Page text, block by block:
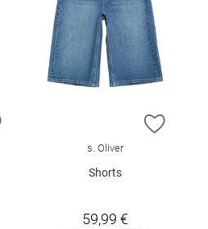
ZUR WUNSCHLISTE HINZUFÜGEN
ZUR
s. Oliver
Shorts
59,99 €